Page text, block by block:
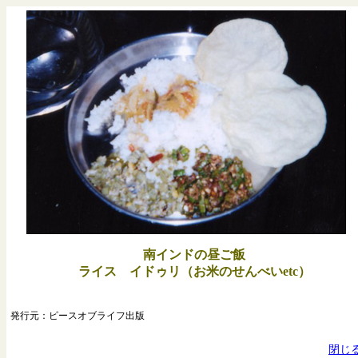
南インドの昼ご飯
ライス イドゥリ（お米のせんべいetc）
発行元：ピースオブライフ出版
閉じ